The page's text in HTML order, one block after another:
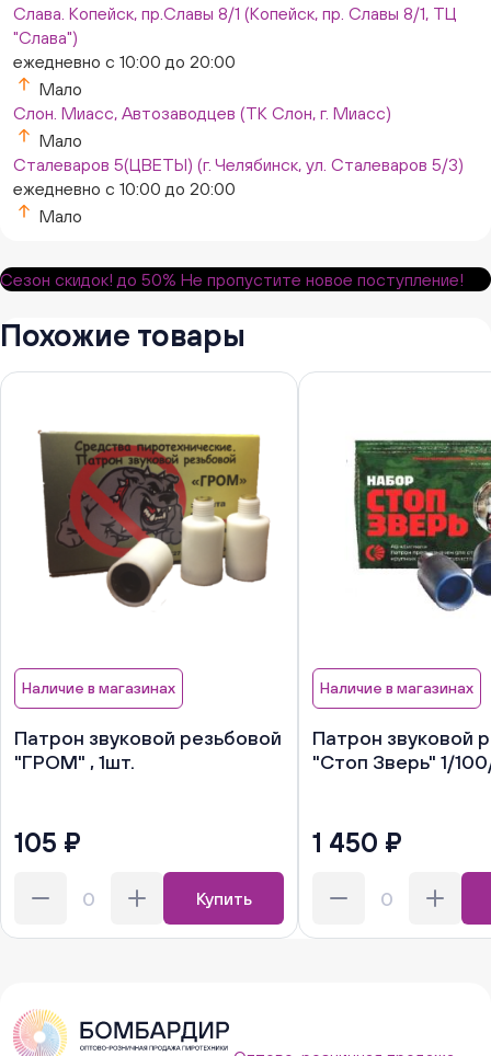
Слава. Копейск, пр.Славы 8/1 (Копейск, пр. Славы 8/1, ТЦ
"Слава")
ежедневно с 10:00 до 20:00
Мало
Слон. Миасс, Автозаводцев (ТК Слон, г. Миасс)
Мало
Сталеваров 5(ЦВЕТЫ) (г. Челябинск, ул. Сталеваров 5/3)
ежедневно с 10:00 до 20:00
Мало
Сезон скидок! до 50% Не пропустите новое поступление!
Похожие товары
Наличие в магазинах
Патрон звуковой резьбовой
"ГРОМ" , 1шт.
105 ₽
Купить
Наличие в магазинах
Патрон звуковой
"Стоп Зверь" 1/
1 450 ₽